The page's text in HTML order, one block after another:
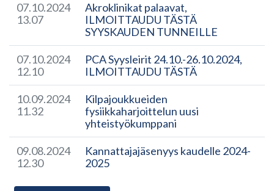
07.10.2024
13.07
Akroklinikat palaavat,
ILMOITTAUDU TÄSTÄ
SYYSKAUDEN TUNNEILLE
07.10.2024
12.10
PCA Syysleirit 24.10.-26.10.2024,
ILMOITTAUDU TÄSTÄ
10.09.2024
11.32
Kilpajoukkueiden
fysiikkaharjoittelun uusi
yhteistyökumppani
09.08.2024
12.30
Kannattajajäsenyys kaudelle 2024-
2025